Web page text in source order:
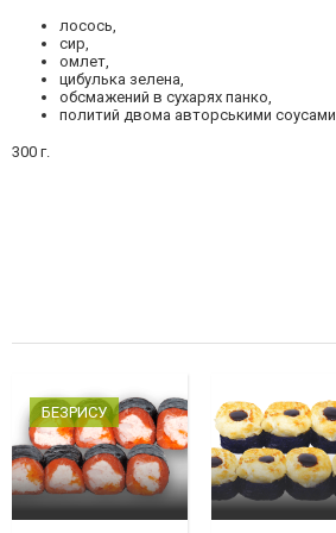
лосось,
сир,
омлет,
цибулька зелена,
обсмажений в сухарях панко,
политий двома авторськими соусами
300 г.
БЕЗРИСУ